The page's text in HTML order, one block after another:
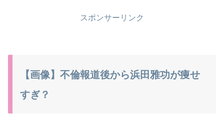
スポンサーリンク
【画像】不倫報道後から浜田雅功が痩せ
すぎ？